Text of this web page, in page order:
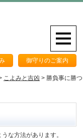
御守りのご案内
こよみと吉凶 > 勝負事に勝つ
な方法があります。